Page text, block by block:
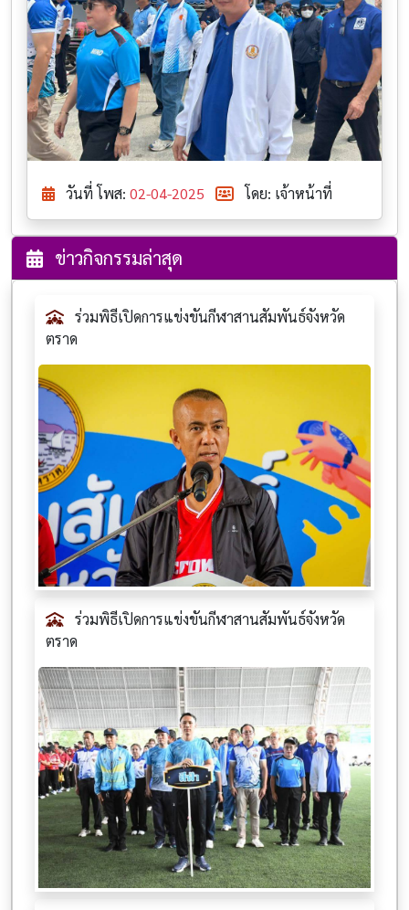
วันที่ โพส: 02-04-2025 โดย: เจ้าหน้าที่
ข่าวกิจกรรมล่าสุด
ร่วมพิธีเปิดการแข่งขันกีฬาสานสัมพันธ์จังหวัด
ตราด
ร่วมพิธีเปิดการแข่งขันกีฬาสานสัมพันธ์จังหวัด
ตราด